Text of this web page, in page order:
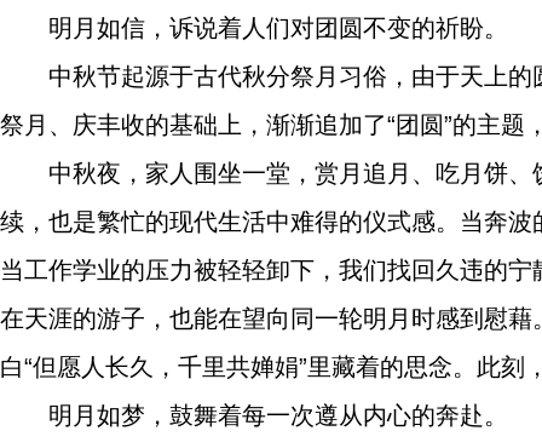
明月如信，诉说着人们对团圆不变的祈盼。
中秋节起源于古代秋分祭月习俗，由于天上
祭月、庆丰收的基础上，渐渐追加了“团圆”的主题
中秋夜，家人围坐一堂，赏月追月、吃月饼
续，也是繁忙的现代生活中难得的仪式感。当奔
当工作学业的压力被轻轻卸下，我们找回久违的
在天涯的游子，也能在望向同一轮明月时感到慰
白“但愿人长久，千里共婵娟”里藏着的思念。此
明月如梦，鼓舞着每一次遵从内心的奔赴。